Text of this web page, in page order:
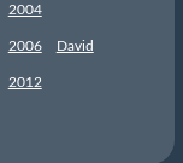
2004
2006 David
2012